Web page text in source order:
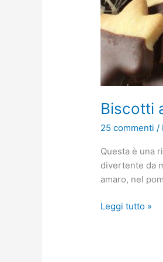
Biscotti
25 commenti /
Questa è una
divertente da
amaro, nel
Leggi tutto »